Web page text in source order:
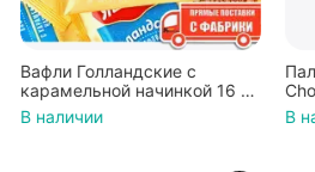
шт
Палочки бисквитные Pocky
Choco Banana 25гр
В наличии